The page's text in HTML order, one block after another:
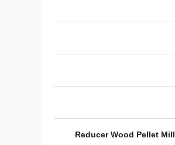
Reducer Wood Pellet Mill